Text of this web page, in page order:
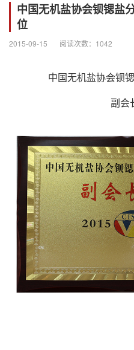
中国无机盐协会钡锶盐
位
2015-09-15 阅读次数： 1042
中国无机盐协会钡
副会